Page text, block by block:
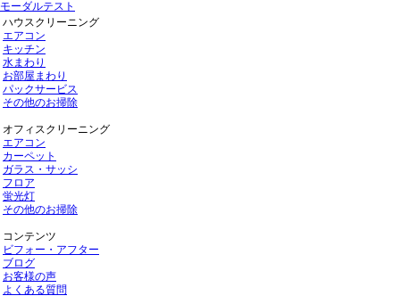
モーダルテスト
ハウスクリーニング
エアコン
キッチン
水まわり
お部屋まわり
パックサービス
その他のお掃除
オフィスクリーニング
エアコン
カーペット
ガラス・サッシ
フロア
蛍光灯
その他のお掃除
コンテンツ
ビフォー・アフター
ブログ
お客様の声
よくある質問